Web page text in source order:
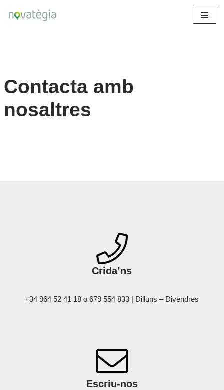
Contacta amb
nosaltres
Crida’ns
+34 964 52 41 18 o 679 554 833 | Dilluns – Divendres
Escriu-nos